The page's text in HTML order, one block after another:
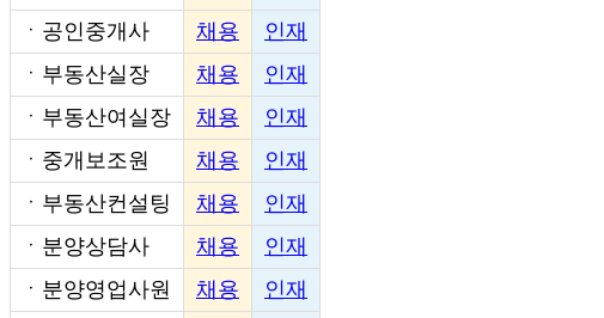
ㆍ 공인중개사 채용
인재
ㆍ 부동산실장 채용
인재
ㆍ 부동산여실장 채용
인재
ㆍ 중개보조원 채용
인재
ㆍ 부동산컨설팅 채용
인재
ㆍ 분양상담사 채용
인재
ㆍ 분양영업사원 채용
인재